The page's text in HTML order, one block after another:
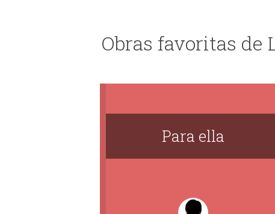
Obras favoritas de
Para ella